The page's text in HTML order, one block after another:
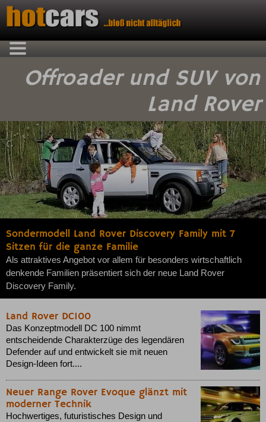
Offroader und SUV von
Land Rover
Sondermodell Land Rover Discovery Family mit 7
Sitzen für die ganze Familie
Als attraktives Angebot vor allem für besonders wirtschaftlich
denkende Familien präsentiert sich der neue Land Rover
Discovery Family.
Land Rover DC100
Das Konzeptmodell DC 100 nimmt
entscheidende Charakterzüge des legendären
Defender auf und entwickelt sie mit neuen
Design-Ideen fort....
Neuer Range Rover Evoque glänzt mit
moderner Technik
Hochwertiges, futuristisches Design und